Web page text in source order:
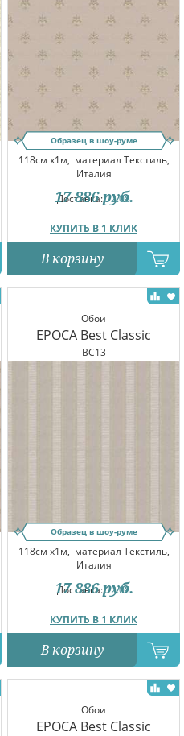
Образец в шоу-руме
118см x1м, материал Текстиль,
Италия
Доставка:12.08
КУПИТЬ В 1 КЛИК
17 886 руб.
В корзину
Обои
EPOCA Best Classic
BC13
Образец в шоу-руме
118см x1м, материал Текстиль,
Италия
Доставка:12.08
КУПИТЬ В 1 КЛИК
17 886 руб.
В корзину
Обои
EPOCA Best Classic